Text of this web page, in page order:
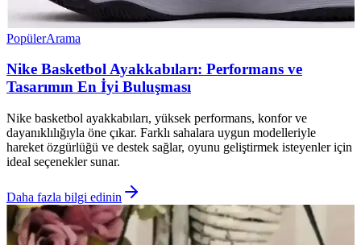
PopülerArama
Nike Basketbol Ayakkabıları: Performans ve
Tasarımın En İyi Buluşması
Nike basketbol ayakkabıları, yüksek performans, konfor ve
dayanıklılığıyla öne çıkar. Farklı sahalara uygun modelleriyle
hareket özgürlüğü ve destek sağlar, oyunu geliştirmek isteyenler için
ideal seçenekler sunar.
Daha fazla bilgi edinin